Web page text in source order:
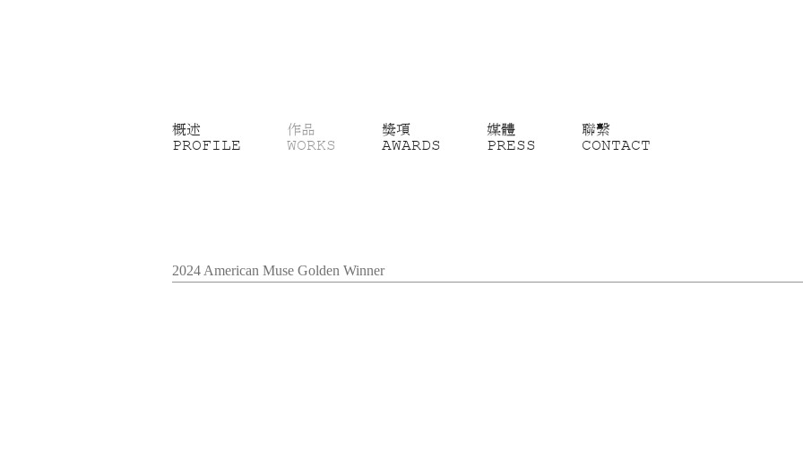
概述
PROFILE
作品
WORKS
獎項
AWARDS
媒體
PRESS
聯繫
CONTACT
2024 American Muse Golden Winner